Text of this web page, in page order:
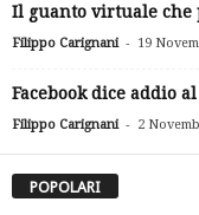
Il guanto virtuale che
Filippo Carignani - 19
Facebook dice addio
Filippo Carignani - 2
POPOLARI